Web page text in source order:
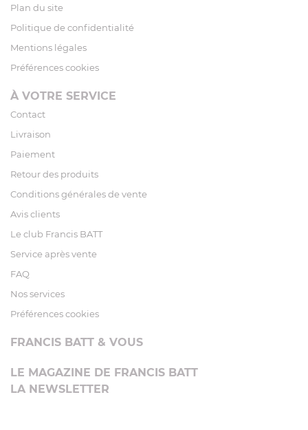
Plan du site
Politique de confidentialité
Mentions légales
Préférences cookies
À VOTRE SERVICE
Contact
Livraison
Paiement
Retour des produits
Conditions générales de vente
Avis clients
Le club Francis BATT
Service après vente
FAQ
Nos services
Préférences cookies
FRANCIS BATT & VOUS
LE MAGAZINE DE FRANCIS BATT
LA NEWSLETTER